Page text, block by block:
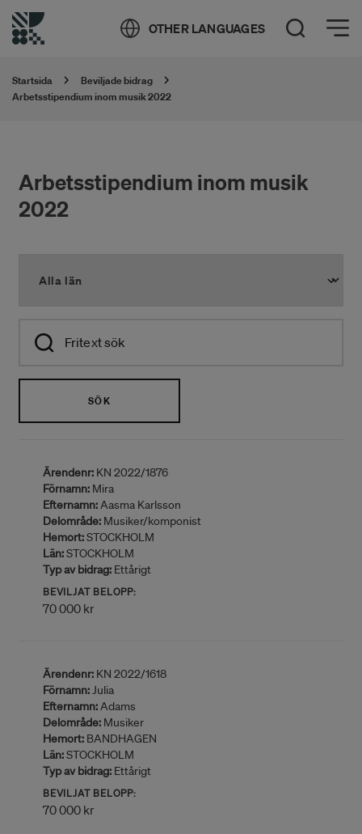
OTHER LANGUAGES Öppna sök
Öppna meny
Startsida
Beviljade bidrag
Arbetsstipendium inom musik 2022
Arbetsstipendium inom musik
2022
SÖK
Ärendenr: KN 2022/1876
Förnamn: Mira
Efternamn:Aasma Karlsson
Delområde: Musiker/komponist
Hemort:STOCKHOLM
Län:STOCKHOLM
Typ av bidrag: Ettårigt
BEVILJAT BELOPP:
70 000 kr
Ärendenr: KN 2022/1618
Förnamn:Julia
Efternamn:Adams
Delområde: Musiker
Hemort: BANDHAGEN
Län:STOCKHOLM
Typ av bidrag: Ettårigt
BEVILJAT BELOPP:
70 000 kr